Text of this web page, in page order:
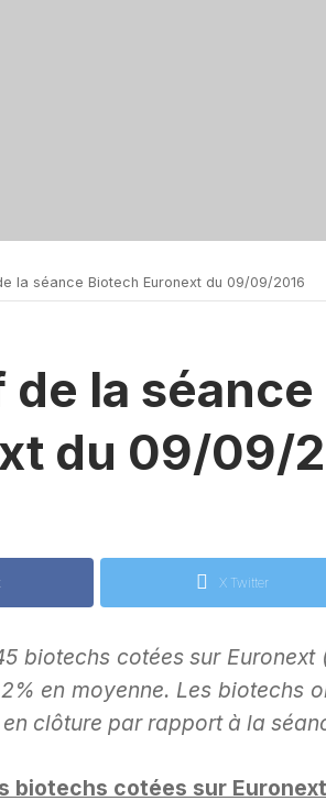
la séance Biotech Euronext du 09/09/2016
de la
du 09/09/
X Twitter
biotechs cotées sur
en moyenne. Les biotechs
en clôture par rapport à la
biotechs cotées sur Euronext